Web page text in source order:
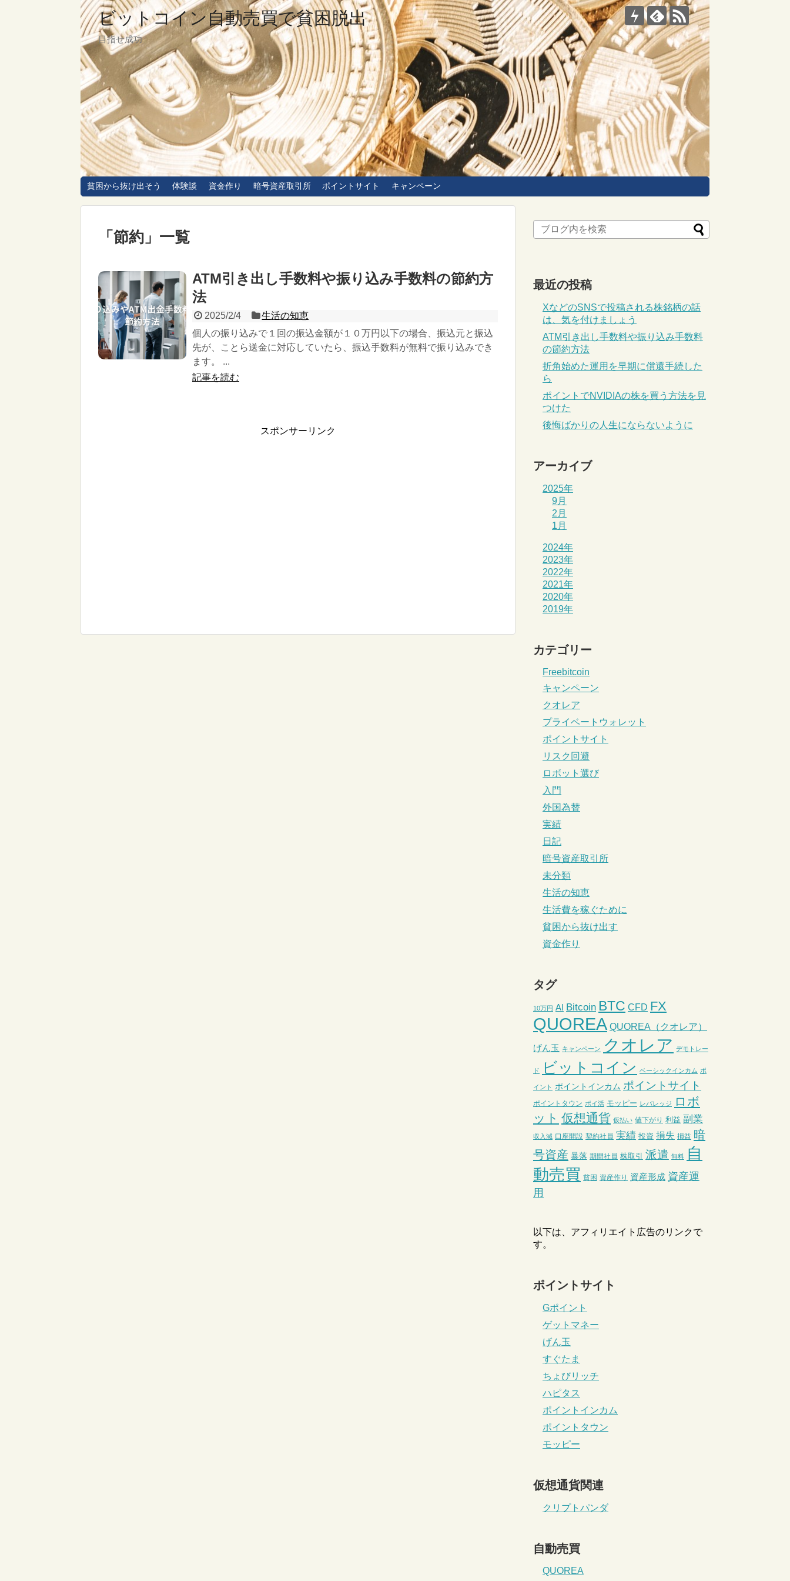
ビットコイン自動売買で貧困脱出
目指せ成功
貧困から抜け出そう 体験談 資金作り 暗号資産取引所 ポイントサイト キャンペーン
「 節約 」 一覧
ATM引き出し手数料や振り込み手数料の節約方
法
2025/2/4
生活の知恵
個人の振り込みで１回の振込金額が１０万円以下の場合、振込元と振込
先が、ことら送金に対応していたら、振込手数料が無料で振り込みでき
ます。 ...
記事を読む
スポンサーリンク
最近の投稿
XなどのSNSで投稿される株銘柄の話
は、気を付けましょう
ATM引き出し手数料や振り込み手数料
の節約方法
折角始めた運用を早期に償還手続した
ら
ポイントでNVIDIAの株を買う方法を見
つけた
後悔ばかりの人生にならないように
アーカイブ
2025年
9月
2月
1月
2024年
2023年
2022年
2021年
2020年
2019年
カテゴリー
Freebitcoin
キャンペーン
クオレア
プライベートウォレット
ポイントサイト
リスク回避
ロボット選び
入門
外国為替
実績
日記
暗号資産取引所
未分類
生活の知恵
生活費を稼ぐために
貧困から抜け出す
資金作り
タグ
10万円 AI Bitcoin BTC CFD FX
QUOREA QUOREA（クオレア）
げん玉 キャンペーン クオレア デモトレー
ド ビットコイン ベーシックインカム ポ
イント ポイントインカム ポイントサイト
ポイントタウン ポイ活 モッピー レバレッジ
ロボ
ット 仮想通貨 仮払い 値下がり 利益 副業
収入減 口座開設 契約社員 実績 投資 損失 損益 暗
号資産 暴落 期間社員 株取引 派遣 無料 自
動売買 貧困 資産作り 資産形成 資産運
用
以下は、アフィリエイト広告のリンクで
す。
ポイントサイト
Gポイント
ゲットマネー
げん玉
すぐたま
ちょびリッチ
ハピタス
ポイントインカム
ポイントタウン
モッピー
仮想通貨関連
クリプトパンダ
自動売買
QUOREA